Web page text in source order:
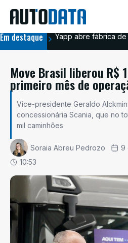
Em destaque Yapp abre fábrica de
Move Brasil liberou R$
primeiro mês de
Vice-presidente Geraldo
concessionária Scania, que no
mil caminhões
Soraia Abreu Pedrozo
9
10:53